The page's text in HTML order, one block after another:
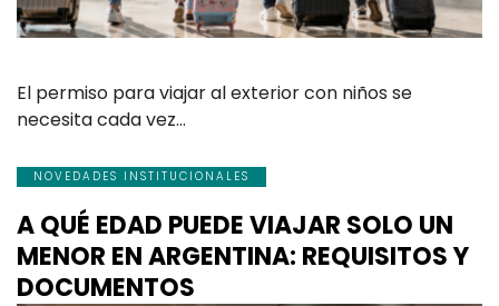
El permiso para viajar al exterior con niños se
necesita cada vez…
NOVEDADES INSTITUCIONALES
A QUÉ EDAD PUEDE VIAJAR SOLO UN
MENOR EN ARGENTINA: REQUISITOS Y
DOCUMENTOS